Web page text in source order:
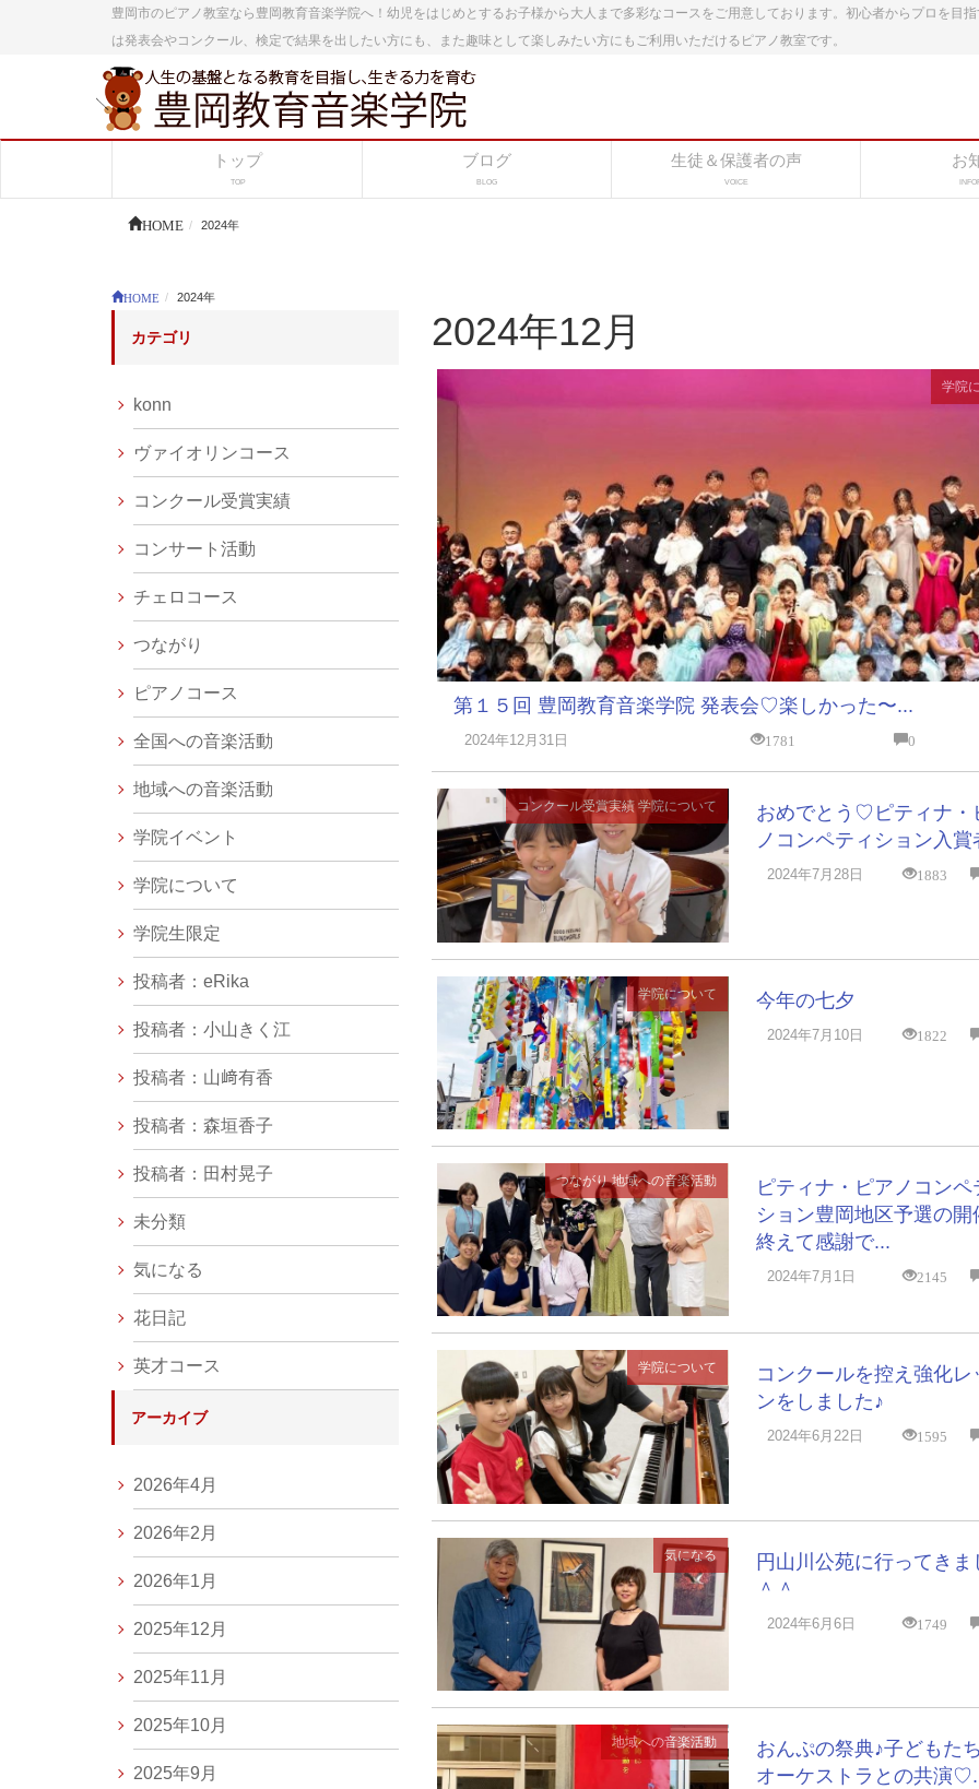
豊岡市のピアノ教室なら豊岡教育音楽学院へ！幼児をはじめとするお子様から大人まで多彩なコースをご用意しております。初心者からプロを目
は発表会やコンクール、検定で結果を出したい方にも、また趣味として楽しみたい方にもご利用いただけるピアノ教室です。
トップ
TOP
ブログ
BLOG
生徒＆保護者の声
VOICE
お
HOME 2024年
HOME 2024年
2024年12月
学院
第１５回 豊岡教育音楽学院 発表会♡楽しかった〜...
2024年12月31日 1781 0
コンクール受賞実績 学院について
おめでとう♡ピティナ・
ノコンペティション入賞
2024年7月28日 1883
学院について 今年の七夕
2024年7月10日 1822
つながり 地域への音楽活動
ピティナ・ピアノコンペ
ション豊岡地区予選の開
終えて感謝で...
2024年7月1日 2145
学院について
コンクールを控え強化レ
ンをしました♪
2024年6月22日 1595
気になる
円山川公苑に行ってきま
＾＾
2024年6月6日 1749
地域への音楽活動
おんぷの祭典♪子どもた
オーケストラとの共演
カテゴリ
konn
ヴァイオリンコース
コンクール受賞実績
コンサート活動
チェロコース
つながり
ピアノコース
全国への音楽活動
地域への音楽活動
学院イベント
学院について
学院生限定
投稿者：eRika
投稿者：小山きく江
投稿者：山﨑有香
投稿者：森垣香子
投稿者：田村晃子
未分類
気になる
花日記
英才コース
アーカイブ
2026年4月
2026年2月
2026年1月
2025年12月
2025年11月
2025年10月
2025年9月